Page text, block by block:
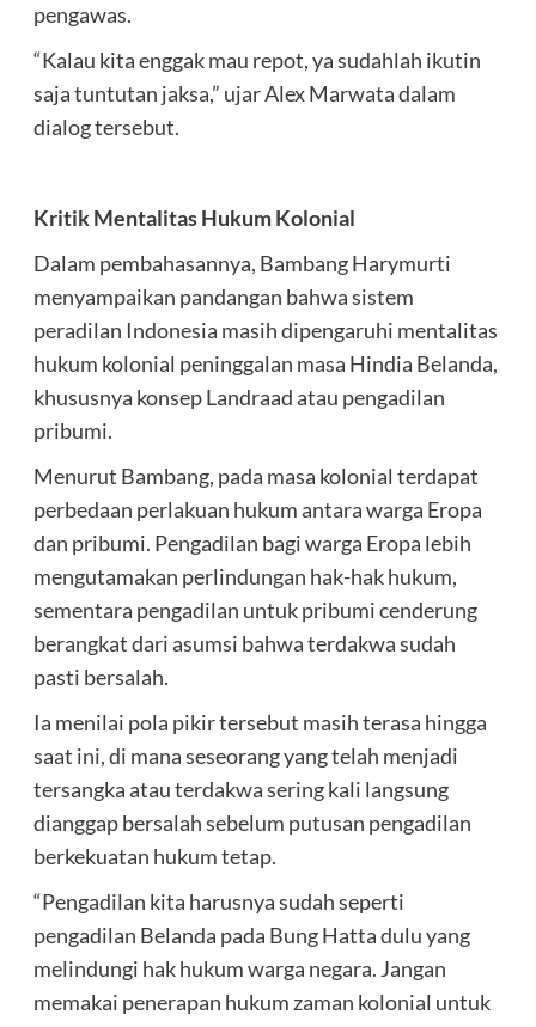
pengawas.
“Kalau kita enggak mau repot, ya sudahlah ikutin
saja tuntutan jaksa,” ujar Alex Marwata dalam
dialog tersebut.
Kritik Mentalitas Hukum Kolonial
Dalam pembahasannya, Bambang Harymurti
menyampaikan pandangan bahwa sistem
peradilan Indonesia masih dipengaruhi mentalitas
hukum kolonial peninggalan masa Hindia Belanda,
khususnya konsep Landraad atau pengadilan
pribumi.
Menurut Bambang, pada masa kolonial terdapat
perbedaan perlakuan hukum antara warga Eropa
dan pribumi. Pengadilan bagi warga Eropa lebih
mengutamakan perlindungan hak-hak hukum,
sementara pengadilan untuk pribumi cenderung
berangkat dari asumsi bahwa terdakwa sudah
pasti bersalah.
Ia menilai pola pikir tersebut masih terasa hingga
saat ini, di mana seseorang yang telah menjadi
tersangka atau terdakwa sering kali langsung
dianggap bersalah sebelum putusan pengadilan
berkekuatan hukum tetap.
“Pengadilan kita harusnya sudah seperti
pengadilan Belanda pada Bung Hatta dulu yang
melindungi hak hukum warga negara. Jangan
memakai penerapan hukum zaman kolonial untuk